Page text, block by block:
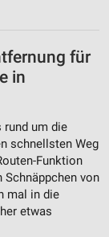
für
in
rund um die
schnellsten Weg
Funktion
Schnäppchen von
mal in die
etwas